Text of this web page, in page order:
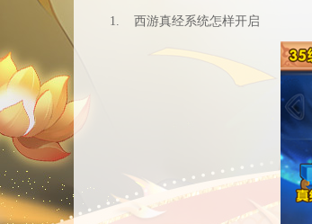
1. 西游真经系统怎样开启